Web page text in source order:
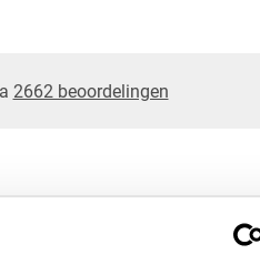
2662 beoordelingen